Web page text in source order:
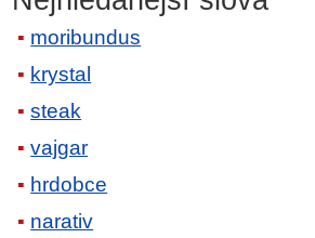
moribundus
krystal
steak
vajgar
hrdobce
narativ